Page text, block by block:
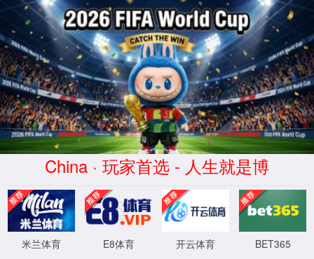
WTS-WAF拦截详情
出现该页面的原因:
1.你的请求是黑客攻击
2.你的请求合法但触发了安全规则,请提交问题反馈
XML 地图